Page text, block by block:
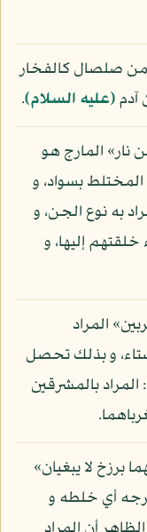
من صلصال كالفخار
آدم(عليه السلام).
المارج هو
بسواد، و
به نوع الجن، و
إليها، و
المراد
و بذلك تحصل
المراد بالمشرقين
برزخ لا يبغيان»
أي خلطه و